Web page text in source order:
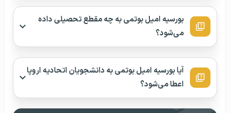
بورسیه امیل بوتمی به چه مقطع تحصیلی داده
می‌شود؟
آیا بورسیه امیل بوتمی به دانشجویان اتحادیه اروپا
اعطا می‌شود؟